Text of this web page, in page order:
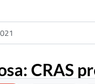
CRAS